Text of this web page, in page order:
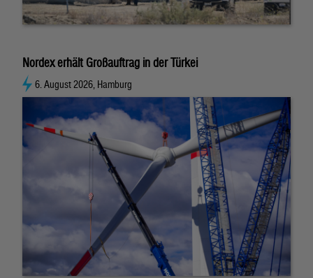
Nordex erhält Großauftrag in der Türkei
6. August 2026, Hamburg